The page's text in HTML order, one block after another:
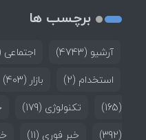
برچسب ها
آرشیو (4743) اجتماعی
استخدام (2) بازار (403)
(165)
تکنولوژی (179)
(392)
خبر فوری (11)